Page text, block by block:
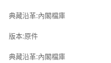
典藏沿革:內閣檔庫
版本:原件
典藏沿革:內閣檔庫